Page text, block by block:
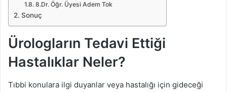
8.Dr. Öğr. Üyesi Adem Tok
Sonuç
Ürologların Tedavi Ettiği
Hastalıklar Neler?
Tıbbi konulara ilgi duyanlar veya hastalığı için gideceği